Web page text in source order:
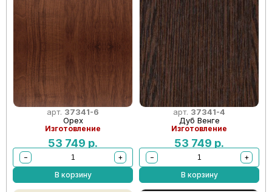
арт. 37341-6
Орех
Изготовление
53 749 р.
−
+
В корзину
арт. 37341-4
Дуб Венге
Изготовление
53 749 р.
−
+
В корзину